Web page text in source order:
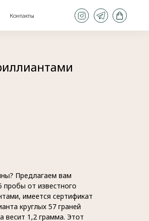
Предлагаем вам
пробы от известного
имеется сертификат
круглых 57 граней
весит 1,2 грамма. Этот